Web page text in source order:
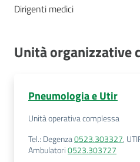
e
territorio
Piacenza
Dirigenti medici
Unità organizzative
Pneumologia e Utir
Unità operativa complessa
Tel.: Degenza0523.303327,
Ambulatori0523.303727